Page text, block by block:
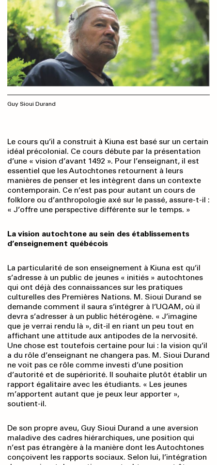
Guy Sioui Durand
Le cours qu’il a construit à Kiuna est basé sur un certain
idéal précolonial. Ce cours débute par la présentation
d’une « vision d’avant 1492 ». Pour l’enseignant, il est
essentiel que les Autochtones retournent à leurs
manières de penser et les intègrent dans un contexte
contemporain. Ce n’est pas pour autant un cours de
folklore ou d’anthropologie axé sur le passé, assure-t-il :
« J’offre une perspective différente sur le temps. »
La vision autochtone au sein des établissements
d’enseignement québécois
La particularité de son enseignement à Kiuna est qu’il
s’adresse à un public de jeunes « initiés » autochtones
qui ont déjà des connaissances sur les pratiques
culturelles des Premières Nations. M. Sioui Durand se
demande comment il saura s’intégrer à l’UQAM, où il
devra s’adresser à un public hétérogène. « J’imagine
que je verrai rendu là », dit-il en riant un peu tout en
affichant une attitude aux antipodes de la nervosité.
Une chose est toutefois certaine pour lui : la vision qu’il
a du rôle d’enseignant ne changera pas. M. Sioui Durand
ne voit pas ce rôle comme investi d’une position
d’autorité et de supériorité. Il souhaite plutôt établir un
rapport égalitaire avec les étudiants. « Les jeunes
m’apportent autant que je peux leur apporter »,
soutient-il.
De son propre aveu, Guy Sioui Durand a une aversion
maladive des cadres hiérarchiques, une position qui
n’est pas étrangère à la manière dont les Autochtones
conçoivent les rapports sociaux. Selon lui, l’intégration